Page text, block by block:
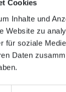
Cookies
Inhalte und
Website zu
für soziale
Daten
„Sinzig,